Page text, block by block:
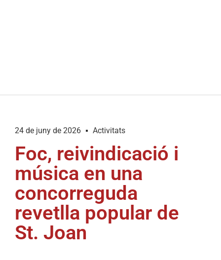
24 de juny de 2026 Activitats
Foc, reivindicació i
música en una
concorreguda
revetlla popular de
St. Joan